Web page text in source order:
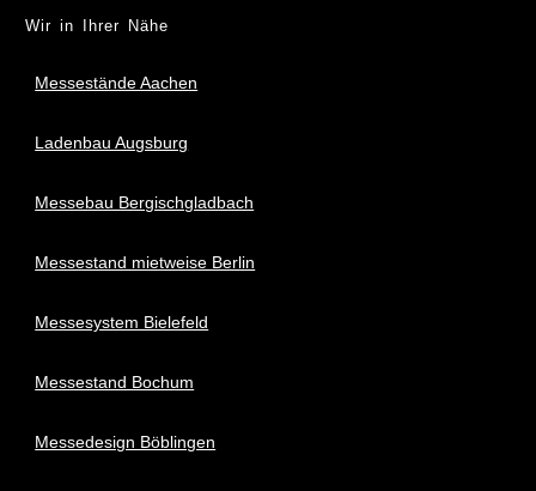
Wir in Ihrer Nähe
Messestände Aachen
Ladenbau Augsburg
Messebau Bergischgladbach
Messestand mietweise Berlin
Messesystem Bielefeld
Messestand Bochum
Messedesign Böblingen